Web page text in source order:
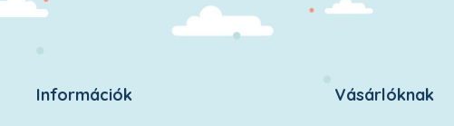
Információk Vásárlóknak